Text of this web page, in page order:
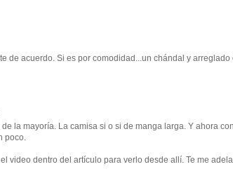
de acuerdo. Si es por comodidad...un chándal y
la mayoría. La camisa si o si de manga larga. Y ahora
poco.
video dentro del artículo para verlo desde allí. Te me